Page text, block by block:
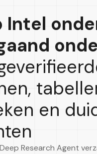
Intel
en
Research Agent